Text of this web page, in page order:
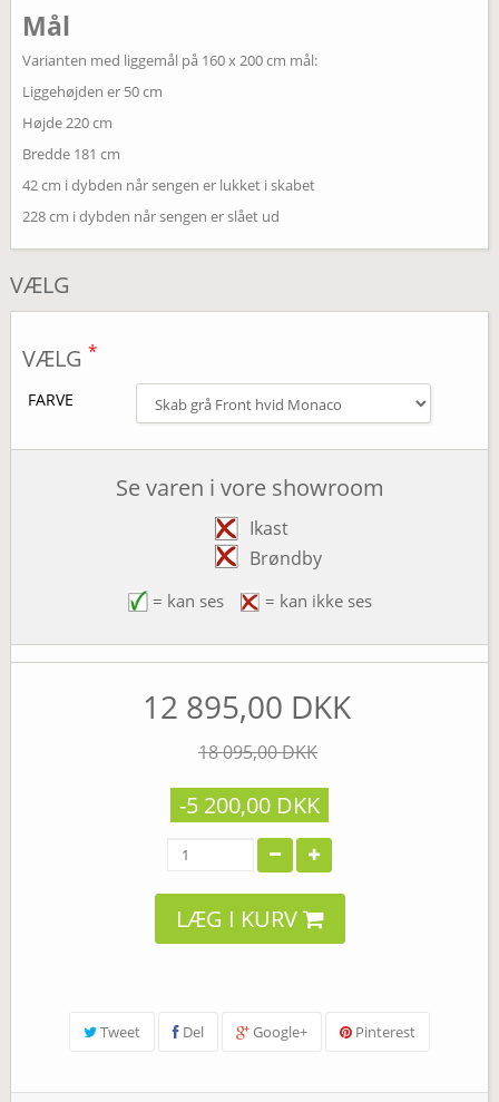
Mål
Varianten med liggemål på 160 x 200 cm mål:
Liggehøjden er 50 cm
Højde 220 cm
Bredde 181 cm
42 cm i dybden når sengen er lukket i skabet
228 cm i dybden når sengen er slået ud
VÆLG
VÆLG *
FARVE
Se varen i vore showroom
Ikast
Brøndby
= kan ses = kan ikke ses
12 895,00 DKK
18 095,00 DKK
-5 200,00 DKK
LÆG I KURV
Tweet Del Google+ Pinterest